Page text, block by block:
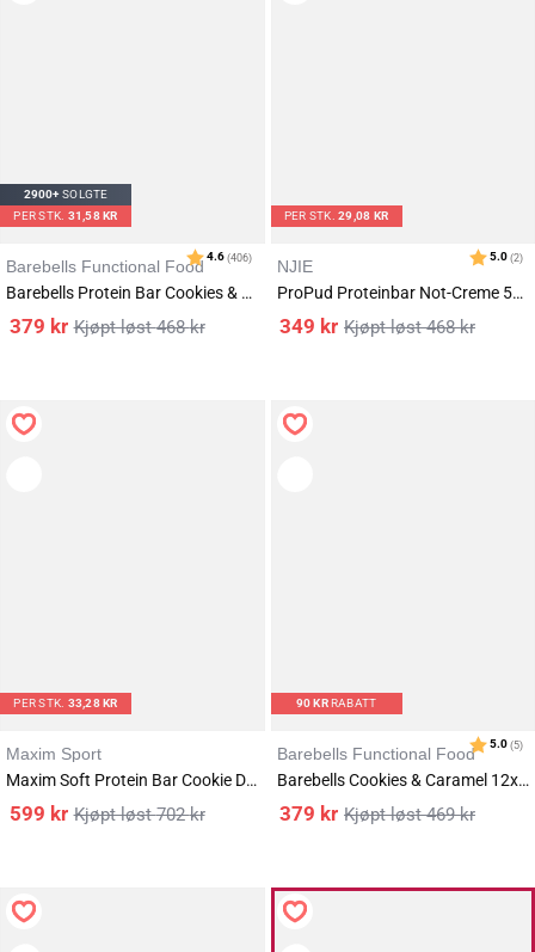
2900+SOLGTE
PER STK. 31,58 KR
Barebells Functional Food
Barebells Protein Bar Cookies & Cream 12x55g
468kr
379 kr
PER STK.29,08 KR
NJIE
ProPud Proteinbar Not-Creme 55g (12-Pack)
468kr
349 kr
PER STK. 33,28 KR
Maxim Sport
Maxim Soft Protein Bar Cookie Dough 18x55g
702kr
599 kr
90KRRABATT
Barebells Functional Food
Barebells Cookies & Caramel 12x55g
469kr
379 kr